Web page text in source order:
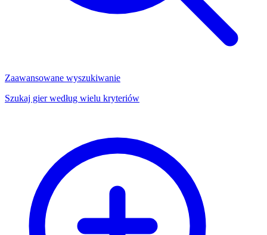
Zaawansowane wyszukiwanie
Szukaj gier według wielu kryteriów